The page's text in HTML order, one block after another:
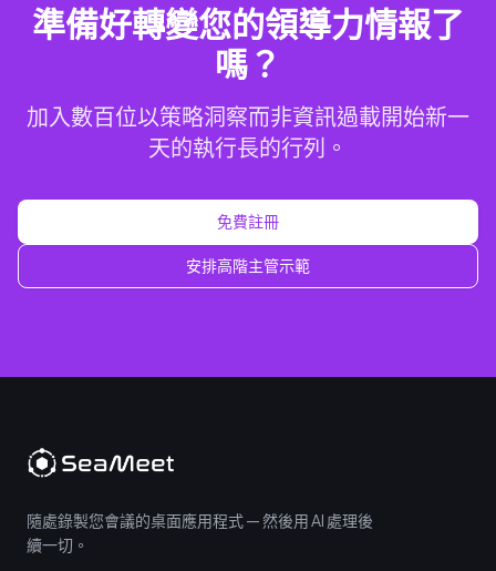
準備好轉變您的領導力情報了
嗎？
加入數百位以策略洞察而非資訊過載開始新一
天的執行長的行列。
免費註冊
安排高階主管示範
隨處錄製您會議的桌面應用程式 — 然後用 AI 處理後
續一切。